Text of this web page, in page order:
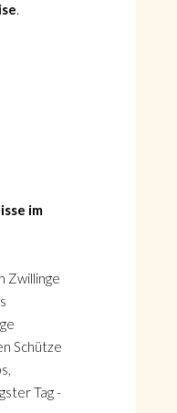
.
im
Zwillinge
Schütze
Tag -